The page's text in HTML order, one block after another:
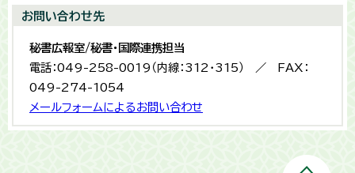
お問い合わせ先
秘書広報室/秘書・国際連携担当
電話：049-258-0019（内線：312・315） ／ FAX：
049-274-1054
メールフォームによるお問い合わせ